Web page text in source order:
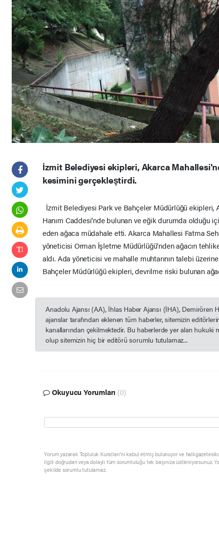
İzmit Belediyesi ekipleri, Akarca
kesimini gerçekleştirdi.
İzmit Belediyesi Park ve Bahçeler Müdürlüğü ekipleri,
Hanım Caddesi’nde bulunan ve eğik durumda olduğu
eden ağaca müdahale etti. Akarca Mahallesi Fatma
yöneticisi Orman İşletme Müdürlüğü’nden ağacın
aldı. Ada yöneticisi ve mahalle muhtarının talebi
Bahçeler Müdürlüğü ekipleri, devrilme riski bulunan
Anadolu Ajansı (AA), İhlas Haber Ajansı (İHA), Demirören
ajanslar tarafından eklenen tüm haberler, sitemizin
kanallarından çekilmektedir. Bu haberlerde yer alan hukuki
olup sitemizin hiç bir editörü sorumlu tutulamaz...
Okuyucu Yorumları (0)
Yorum yazarak Topluluk Kuralları’nı kabul etmiş bulunuyor ve
ilgili doğrudan veya dolaylı tüm sorumluluğu tek başınıza üstleniyorsunuz.
şekilde sorumlu tutulamaz.